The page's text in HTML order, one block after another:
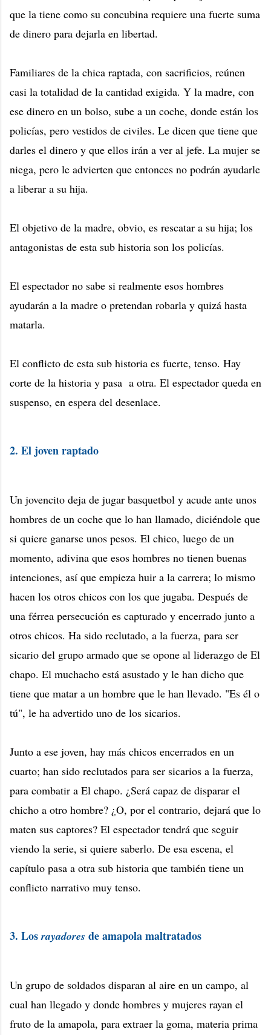
que la tiene como su concubina requiere una fuerte suma
de dinero para dejarla en libertad.
Familiares de la chica raptada, con sacrificios, reúnen
casi la totalidad de la cantidad exigida. Y la madre, con
ese dinero en un bolso, sube a un coche, donde están los
policías, pero vestidos de civiles. Le dicen que tiene que
darles el dinero y que ellos irán a ver al jefe. La mujer se
niega, pero le advierten que entonces no podrán ayudarle
a liberar a su hija.
El objetivo de la madre, obvio, es rescatar a su hija; los
antagonistas de esta sub historia son los policías.
El espectador no sabe si realmente esos hombres
ayudarán a la madre o pretendan robarla y quizá hasta
matarla.
El conflicto de esta sub historia es fuerte, tenso. Hay
corte de la historia y pasa a otra. El espectador queda en
suspenso, en espera del desenlace.
2. El joven raptado
Un jovencito deja de jugar basquetbol y acude ante unos
hombres de un coche que lo han llamado, diciéndole que
si quiere ganarse unos pesos. El chico, luego de un
momento, adivina que esos hombres no tienen buenas
intenciones, así que empieza huir a la carrera; lo mismo
hacen los otros chicos con los que jugaba. Después de
una férrea persecución es capturado y encerrado junto a
otros chicos. Ha sido reclutado, a la fuerza, para ser
sicario del grupo armado que se opone al liderazgo de El
chapo. El muchacho está asustado y le han dicho que
tiene que matar a un hombre que le han llevado. "Es él o
tú", le ha advertido uno de los sicarios.
Junto a ese joven, hay más chicos encerrados en un
cuarto; han sido reclutados para ser sicarios a la fuerza,
para combatir a El chapo. ¿Será capaz de disparar el
chicho a otro hombre? ¿O, por el contrario, dejará que lo
maten sus captores? El espectador tendrá que seguir
viendo la serie, si quiere saberlo. De esa escena, el
capítulo pasa a otra sub historia que también tiene un
conflicto narrativo muy tenso.
3. Losrayadores de amapola maltratados
Un grupo de soldados disparan al aire en un campo, al
cual han llegado y donde hombres y mujeres rayan el
fruto de la amapola, para extraer la goma, materia prima